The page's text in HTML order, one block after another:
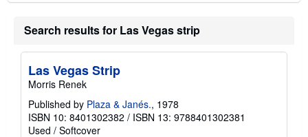
Search results for Las Vegas strip
Las Vegas Strip
Morris Renek
Published by Plaza & Janés., 1978
ISBN 10: 8401302382 / ISBN 13: 9788401302381
Used / Softcover